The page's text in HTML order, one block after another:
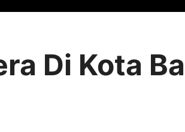
Di Kota